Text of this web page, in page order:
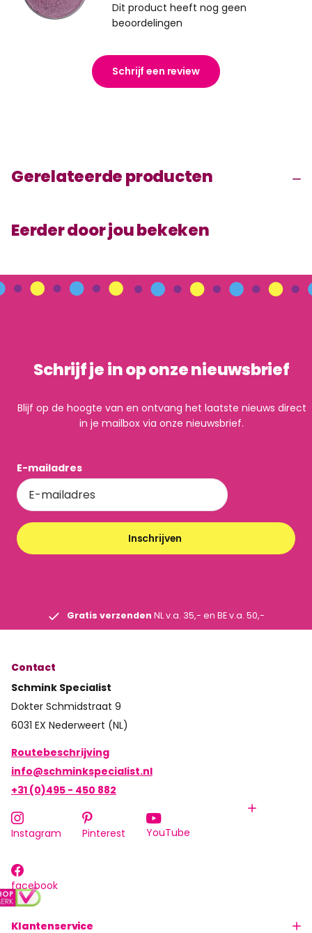
Dit product heeft nog geen
beoordelingen
Schrijf een review
Gerelateerde producten
Eerder door jou bekeken
Schrijf je in op onze nieuwsbrief
Blijf op de hoogte van en ontvang het laatste nieuws direct
in je mailbox via onze nieuwsbrief.
E-mailadres
Inschrijven
Gratis verzenden NL v.a. 35,- en BE v.a. 50,-
Klantenservice
Contact
Schmink Specialist
Dokter Schmidstraat 9
6031 EX Nederweert (NL)
Routebeschrijving
info@schminkspecialist.nl
+31 (0)495 - 450 882
Instagram Pinterest YouTube
facebook